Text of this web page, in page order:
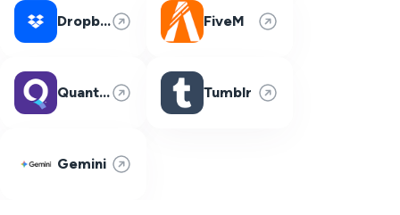
Dropbox FiveM
Quantum Fiber Tumblr
Gemini